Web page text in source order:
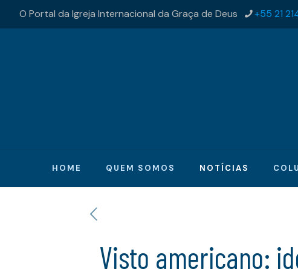
O Portal da Igreja Internacional da Graça de Deus +55 21
HOME QUEM SOMOS NOTÍCIAS
Visto americano: